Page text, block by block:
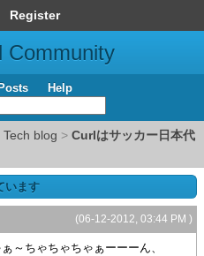
Register
Community
Help
Tech blog > Curlはサッカー日本代
います
(06-12-2012, 03:44 PM )
～ちゃちゃちゃぁーーーん、